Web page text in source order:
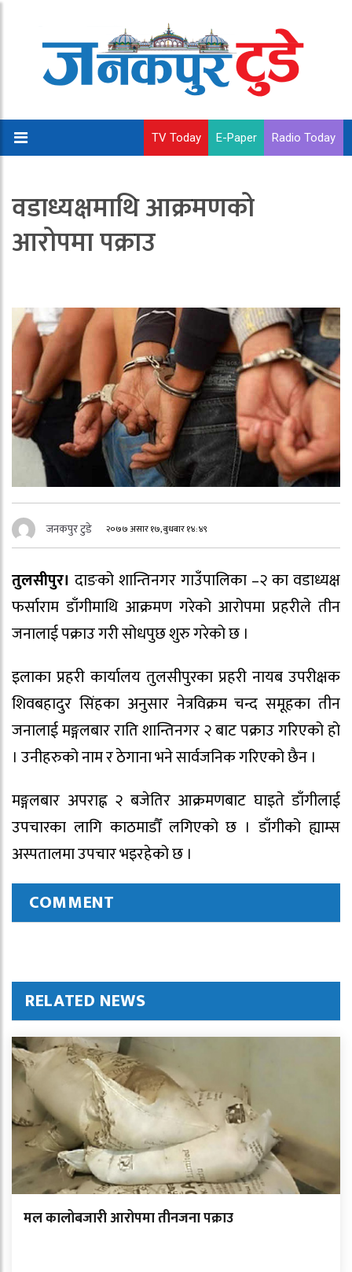
TV Today E-Paper Radio Today
वडाध्यक्षमाथि आक्रमणको
आरोपमा पक्राउ
जनकपुर टुडे २०७७ असार १७, बुधबार १४:४९
तुलसीपुर। दाङको शान्तिनगर गाउँपालिका –२ का वडाध्यक्ष
फर्साराम डाँगीमाथि आक्रमण गरेको आरोपमा प्रहरीले तीन
जनालाई पक्राउ गरी सोधपुछ शुरु गरेको छ ।
इलाका प्रहरी कार्यालय तुलसीपुरका प्रहरी नायब उपरीक्षक
शिवबहादुर सिंहका अनुसार नेत्रविक्रम चन्द समूहका तीन
जनालाई मङ्गलबार राति शान्तिनगर २ बाट पक्राउ गरिएको हो
। उनीहरुको नाम र ठेगाना भने सार्वजनिक गरिएको छैन ।
मङ्गलबार अपराह्न २ बजेतिर आक्रमणबाट घाइते डाँगीलाई
उपचारका लागि काठमाडौँ लगिएको छ । डाँगीको ह्याम्स
अस्पतालमा उपचार भइरहेको छ ।
COMMENT
RELATED NEWS
मल कालोबजारी आरोपमा तीनजना पक्राउ